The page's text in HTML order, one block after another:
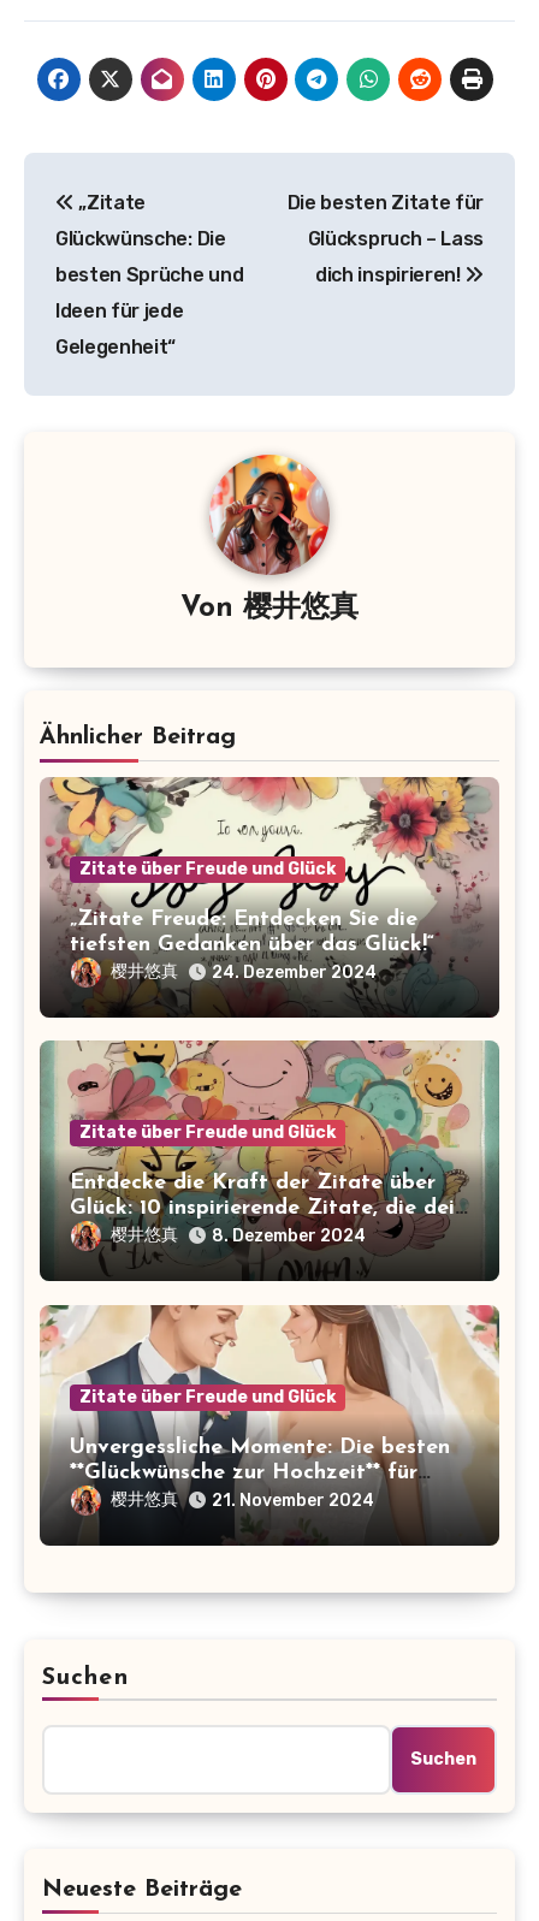
„Zitate
Glückwünsche: Die
besten Sprüche und
Ideen für jede
Gelegenheit“
Die besten Zitate für
Glückspruch – Lass
dich inspirieren!
Von 樱井悠真
Ähnlicher Beitrag
Zitate über Freude und Glück
„Zitate Freude: Entdecken Sie die
tiefsten Gedanken über das Glück!“
樱井悠真 24. Dezember 2024
Zitate über Freude und Glück
Entdecke die Kraft der Zitate über
Glück: 10 inspirierende Zitate, die dein
Leben verändern werden!
樱井悠真 8. Dezember 2024
Zitate über Freude und Glück
Unvergessliche Momente: Die besten
**Glückwünsche zur Hochzeit** für
jedes Brautpaar
樱井悠真 21. November 2024
Suchen
Suchen
Neueste Beiträge